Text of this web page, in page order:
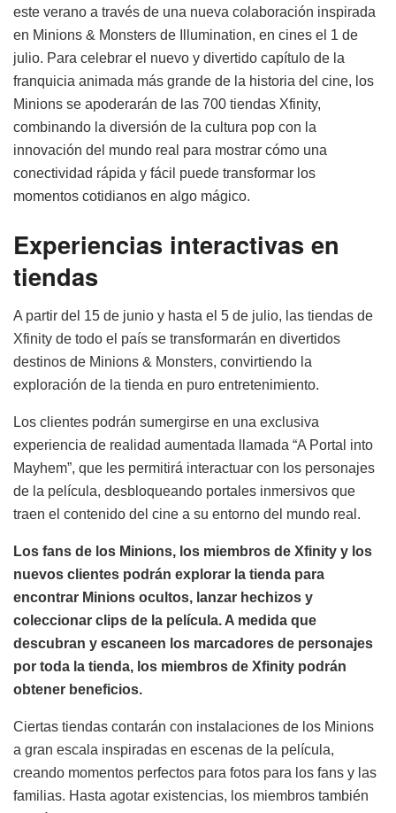
este verano a través de una nueva colaboración inspirada
en Minions & Monsters de Illumination, en cines el 1 de
julio. Para celebrar el nuevo y divertido capítulo de la
franquicia animada más grande de la historia del cine, los
Minions se apoderarán de las 700 tiendas Xfinity,
combinando la diversión de la cultura pop con la
innovación del mundo real para mostrar cómo una
conectividad rápida y fácil puede transformar los
momentos cotidianos en algo mágico.
Experiencias interactivas en
tiendas
A partir del 15 de junio y hasta el 5 de julio, las tiendas de
Xfinity de todo el país se transformarán en divertidos
destinos de Minions & Monsters, convirtiendo la
exploración de la tienda en puro entretenimiento.
Los clientes podrán sumergirse en una exclusiva
experiencia de realidad aumentada llamada “A Portal into
Mayhem”, que les permitirá interactuar con los personajes
de la película, desbloqueando portales inmersivos que
traen el contenido del cine a su entorno del mundo real.
Los fans de los Minions, los miembros de Xfinity y los
nuevos clientes podrán explorar la tienda para
encontrar Minions ocultos, lanzar hechizos y
coleccionar clips de la película. A medida que
descubran y escaneen los marcadores de personajes
por toda la tienda, los miembros de Xfinity podrán
obtener beneficios.
Ciertas tiendas contarán con instalaciones de los Minions
a gran escala inspiradas en escenas de la película,
creando momentos perfectos para fotos para los fans y las
familias. Hasta agotar existencias, los miembros también